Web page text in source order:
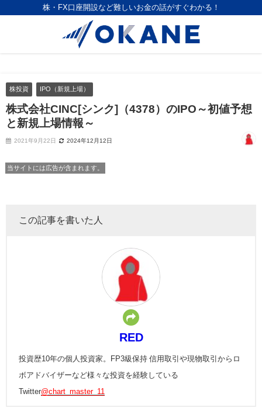
株・FX口座開設など難しいお金の話がすぐわかる！
株投資 IPO（新規上場）
株式会社CINC[シンク]（4378）のIPO～初値予想
と新規上場情報～
2021年9月22日 2024年12月12日
当サイトには広告が含まれます。
この記事を書いた人
RED
投資歴10年の個人投資家。FP3級保持 信用取引や現物取引からロ
ボアドバイザーなど様々な投資を経験している
Twitter@chart_master_11